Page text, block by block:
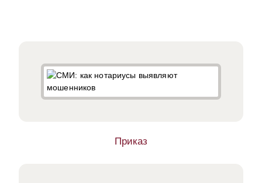
Приказ